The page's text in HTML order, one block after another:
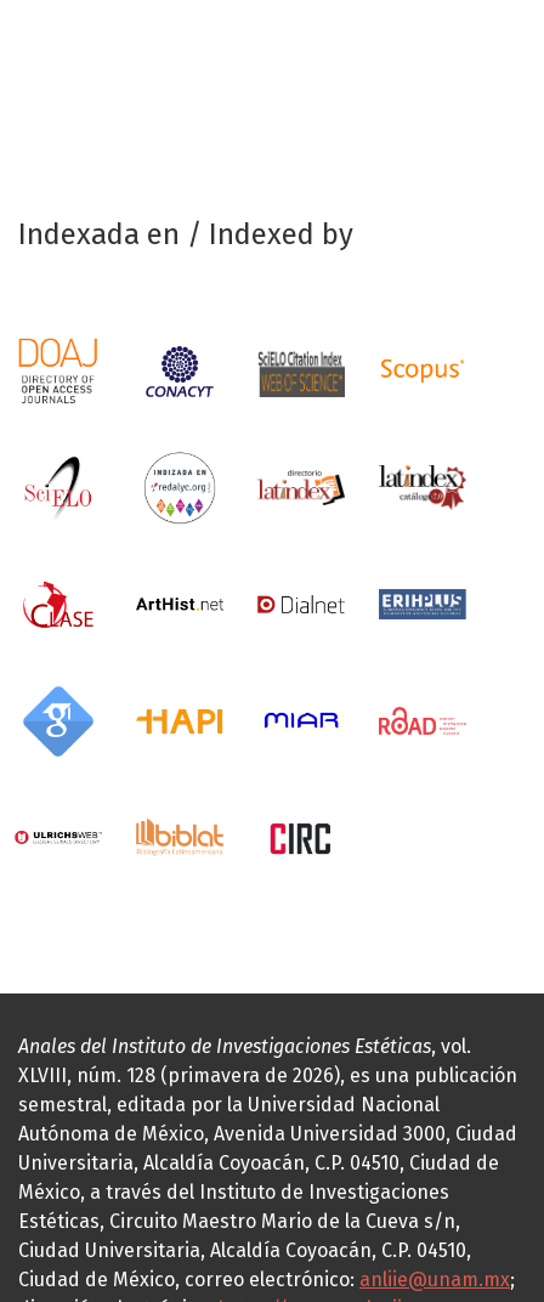
Indexada en / Indexed by
Anales del Instituto de Investigaciones Estéticas, vol.
XLVIII, núm. 128 (primavera de 2026), es una publicación
semestral, editada por la Universidad Nacional
Autónoma de México, Avenida Universidad 3000, Ciudad
Universitaria, Alcaldía Coyoacán, C.P. 04510, Ciudad de
México, a través del Instituto de Investigaciones
Estéticas, Circuito Maestro Mario de la Cueva s/n,
Ciudad Universitaria, Alcaldía Coyoacán, C.P. 04510,
Ciudad de México, correo electrónico: anliie@unam.mx;